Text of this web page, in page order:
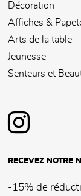
Décoration
Affiches &
Arts de la table
Jeunesse
Senteurs et
RECEVEZ NOTRE
-15% de